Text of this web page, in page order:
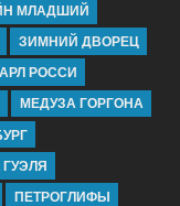
МЛАДШИЙ
ЗИМНИЙ ДВОРЕЦ
РОССИ
МЕДУЗА ГОРГОНА
ПЕТРОГЛИФЫ